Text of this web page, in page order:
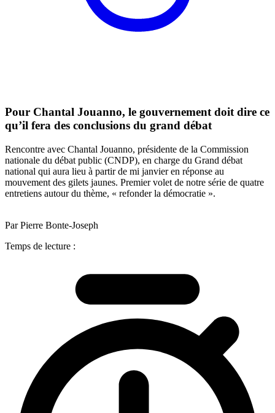
Pour Chantal Jouanno, le gouvernement doit dire ce
qu’il fera des conclusions du grand débat
Rencontre avec Chantal Jouanno, présidente de la Commission
nationale du débat public (CNDP), en charge du Grand débat
national qui aura lieu à partir de mi janvier en réponse au
mouvement des gilets jaunes. Premier volet de notre série de quatre
entretiens autour du thème, « refonder la démocratie ».
Par Pierre Bonte-Joseph
Temps de lecture :